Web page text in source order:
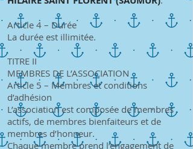
Article 4 – Durée
La durée est illimitée.
TITRE II
MEMBRES DE L’ASSOCIATION
Article 5 – Membres et conditions
d’adhésion
L’association est composée de membres
actifs, de membres bienfaiteurs et de
membres d’honneur.
Chaque membre prend l’engagement de